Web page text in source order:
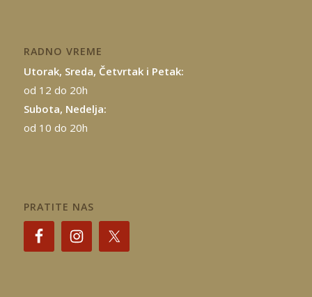
RADNO VREME
Utorak, Sreda, Četvrtak i Petak:
od 12 do 20h
Subota, Nedelja:
od 10 do 20h
PRATITE NAS